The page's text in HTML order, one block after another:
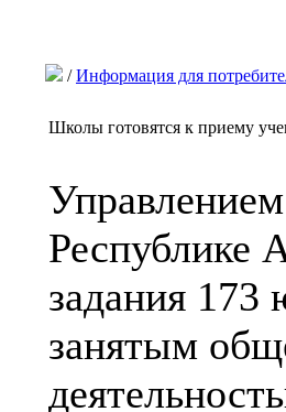
/Информация для
Школы готовятся к приему
Республике
задания
занятым